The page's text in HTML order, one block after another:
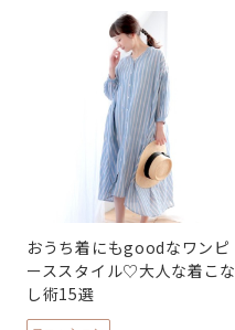
おうち着にもgoodなワンピ
ーススタイル♡大人な着こな
し術15選